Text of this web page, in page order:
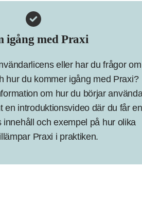
igång med Praxi
eller har du frågor om
hur du kommer igång med Praxi?
om hur du börjar
en introduktionsvideo där du får en
innehåll och exempel på hur olika
Praxi i praktiken.